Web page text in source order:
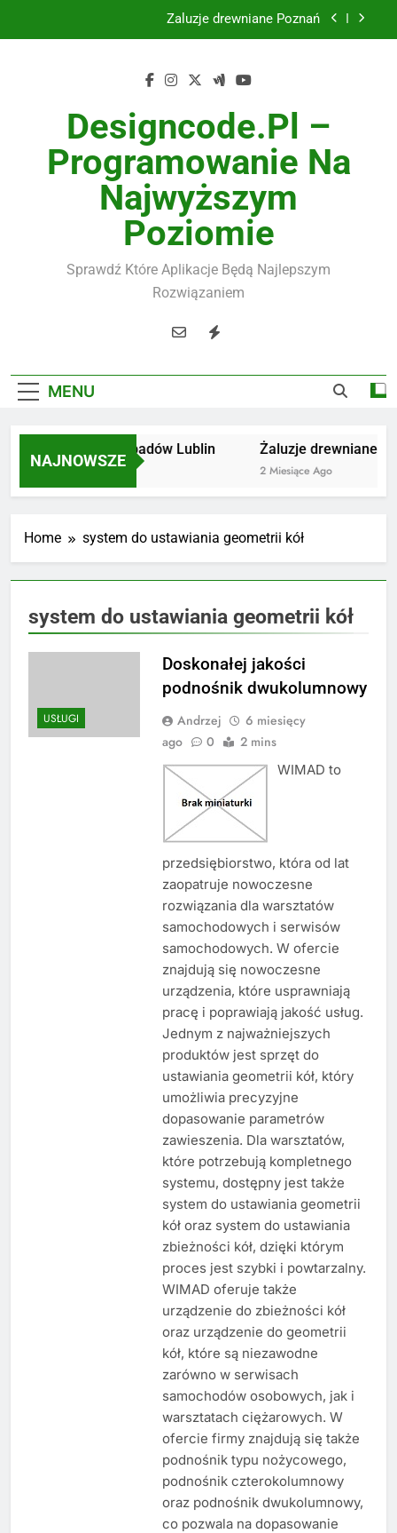
Żaluzje drewniane Poznań
Utylizacja odpadów Lublin
Żaluzje drewniane Poznań
Instalacje elektryczne Gdańsk
Designcode.pl –
Programowanie Na
Najwyższym
Poziomie
Sprawdź Które Aplikacje Będą Najlepszym
Rozwiązaniem
MENU
NAJNOWSZE
Utylizacja odpadów Lublin
2 Miesiące Ago
Żaluzje drewniane
2 Miesiące Ago
Home system do ustawiania geometrii kół
system do ustawiania geometrii kół
USŁUGI
Doskonałej jakości
podnośnik dwukolumnowy
Andrzej
6 miesięcy
ago
0 2 mins
WIMAD to
przedsiębiorstwo, która od lat
zaopatruje nowoczesne
rozwiązania dla warsztatów
samochodowych i serwisów
samochodowych. W ofercie
znajdują się nowoczesne
urządzenia, które usprawniają
pracę i poprawiają jakość usług.
Jednym z najważniejszych
produktów jest sprzęt do
ustawiania geometrii kół, który
umożliwia precyzyjne
dopasowanie parametrów
zawieszenia. Dla warsztatów,
które potrzebują kompletnego
systemu, dostępny jest także
system do ustawiania geometrii
kół oraz system do ustawiania
zbieżności kół, dzięki którym
proces jest szybki i powtarzalny.
WIMAD oferuje także
urządzenie do zbieżności kół
oraz urządzenie do geometrii
kół, które są niezawodne
zarówno w serwisach
samochodów osobowych, jak i
warsztatach ciężarowych. W
ofercie firmy znajdują się także
podnośnik typu nożycowego,
podnośnik czterokolumnowy
oraz podnośnik dwukolumnowy,
co pozwala na dopasowanie